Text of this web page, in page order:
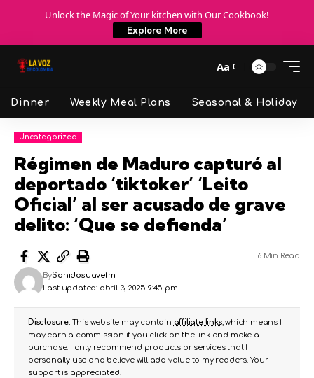
Unlock the Magic of Your kitchen with Our Cookbook!
Explore More
Aa
Dinner Weekly Meal Plans Seasonal & Holiday
Uncategorized
Régimen de Maduro capturó al
deportado ‘tiktoker’ ‘Leito
Oficial’ al ser acusado de grave
delito: ‘Que se defienda’
Last updated: abril 3, 2025 9:45 pm
BySonidosuavefm
6 Min Read
Disclosure:This website may contain affiliate links, which means I
may earn a commission if you click on the link and make a
purchase. I only recommend products or services that I
personally use and believe will add value to my readers. Your
support is appreciated!